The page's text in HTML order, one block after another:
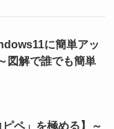
に簡単アッ
図解で誰でも簡単
ピペ」を極める】～